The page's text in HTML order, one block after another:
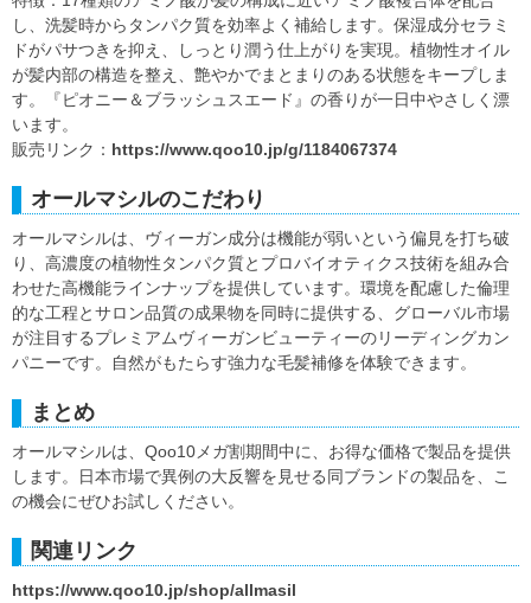
し、洗髪時からタンパク質を効率よく補給します。保湿成分セラミ
ドがパサつきを抑え、しっとり潤う仕上がりを実現。植物性オイル
が髪内部の構造を整え、艶やかでまとまりのある状態をキープしま
す。『ピオニー＆ブラッシュスエード』の香りが一日中やさしく漂
います。
販売リンク： https://www.qoo10.jp/g/1184067374
オールマシルのこだわり
オールマシルは、ヴィーガン成分は機能が弱いという偏見を打ち破
り、高濃度の植物性タンパク質とプロバイオティクス技術を組み合
わせた高機能ラインナップを提供しています。環境を配慮した倫理
的な工程とサロン品質の成果物を同時に提供する、グローバル市場
が注目するプレミアムヴィーガンビューティーのリーディングカン
パニーです。自然がもたらす強力な毛髪補修を体験できます。
まとめ
オールマシルは、Qoo10メガ割期間中に、お得な価格で製品を提供
します。日本市場で異例の大反響を見せる同ブランドの製品を、こ
の機会にぜひお試しください。
関連リンク
https://www.qoo10.jp/shop/allmasil